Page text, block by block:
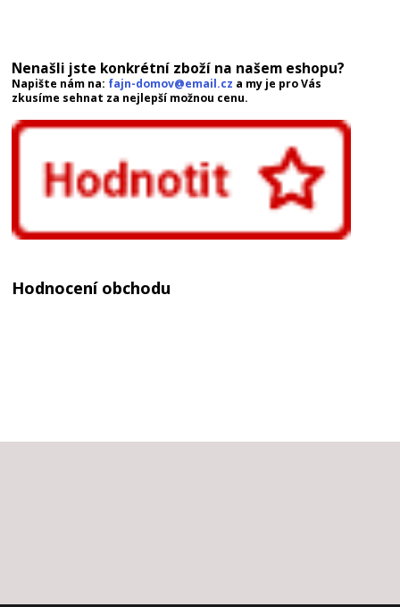
Nenašli jste konkrétní zboží na našem eshopu?
Napište nám na: fajn-domov@email.cz a my je pro Vás
zkusíme sehnat za nejlepší možnou cenu.
Hodnocení obchodu